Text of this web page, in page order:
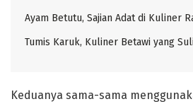
Ayam Betutu, Sajian Adat di Kuliner
Tumis Karuk, Kuliner Betawi yang
Keduanya sama-sama